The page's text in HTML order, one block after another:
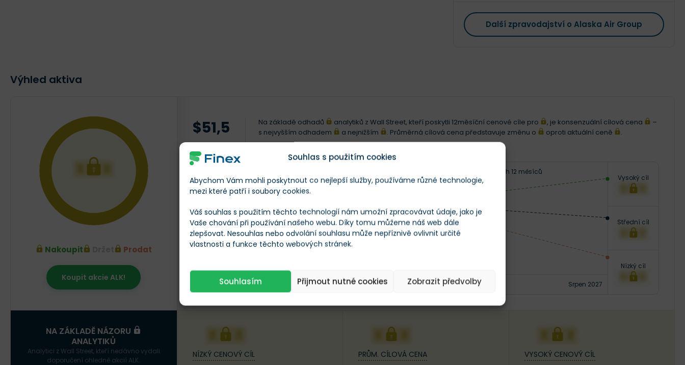
Souhlas s použitím cookies
Abychom Vám mohli poskytnout co nejlepší služby, používáme různé technologie,
mezi které patří i soubory cookies.
Váš souhlas s použitím těchto technologií nám umožní zpracovávat údaje, jako je
Vaše chování při používání našeho webu. Díky tomu můžeme náš web dále
zlepšovat. Nesouhlas nebo odvolání souhlasu může nepříznivě ovlivnit určité
vlastnosti a funkce těchto webových stránek.
Souhlasím Přijmout nutné cookies Zobrazit předvolby
Další zpravodajství o Alaska Air Group
Výhled aktiva
XXX
Nakoupit Prodat
Koupit akcie ALK!
$51,5 Na základě odhadů analytiků z Wall Street, kteří poskytli 12měsíční cenové cíle pro , je konsenzuální cílová cena
–
s nejvyšším odhadem
a nejnižším . Průměrná cílová cena představuje změnu o oproti aktuální ceně .
Následujících 12 měsíců
Srpen 2025 Srpen 2027
Vysoký cíl
XXX
Střední cíl
XXX
Nízký cíl
XXX
NA ZÁKLADĚ NÁZORU
ANALYTIKŮ
Analytici z Wall Street, kteří nedávno vydali
doporučení ohledně akcií ALK.
XXX
NÍZKÝ CENOVÝ CÍL
XXX
PRŮM. CÍLOVÁ CENA
XXX
VYSOKÝ CENOVÝ CÍL